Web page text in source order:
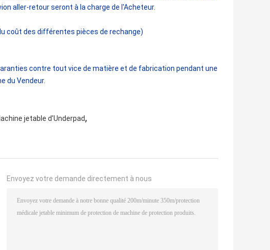
aller-retour seront à la charge de l'Acheteur.
coût des différentes pièces de rechange)
contre tout vice de matière et de fabrication pendant une
du Vendeur.
jetable d'Underpad,
Envoyez votre demande directement à nous